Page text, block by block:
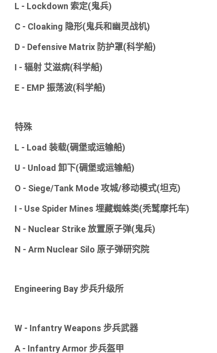
L - Lockdown 索定(鬼兵)
C - Cloaking 隐形(鬼兵和幽灵战机)
D - Defensive Matrix 防护罩(科学船)
I - 辐射 艾滋病(科学船)
E - EMP 振荡波(科学船)
特殊
L - Load 装载(碉堡或运输船)
U - Unload 卸下(碉堡或运输船)
O - Siege/Tank Mode 攻城/移动模式(坦克)
I - Use Spider Mines 埋藏蜘蛛类(秃鹫摩托车)
N - Nuclear Strike 放置原子弹(鬼兵)
N - Arm Nuclear Silo 原子弹研究院
Engineering Bay 步兵升级所
W - Infantry Weapons 步兵武器
A - Infantry Armor 步兵盔甲